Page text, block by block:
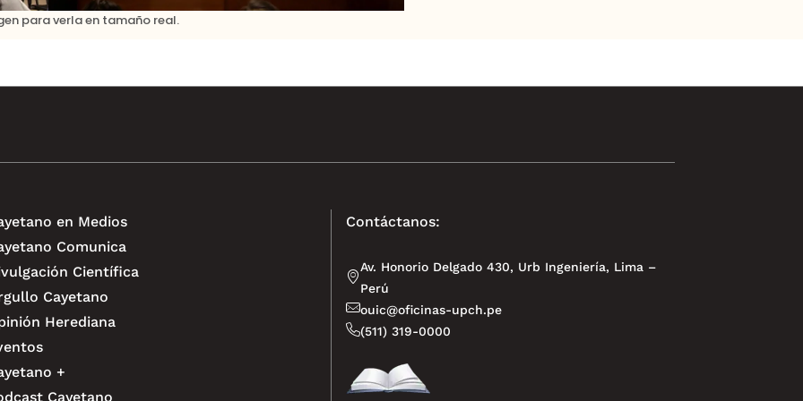
para verla en tamaño real.
en Medios
Comunica
Científica
Cayetano
Herediana
+
Cayetano
Contáctanos:
Av. Honorio Delgado 430, Urb Ingeniería, Lima –
Perú
ouic@oficinas-upch.pe
(511) 319-0000